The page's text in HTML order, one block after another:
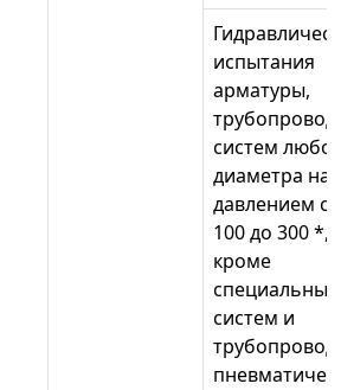
испытания
арматуры,
систем
диаметра на
давлением
100 до 300 *,
кроме
специальных
систем и